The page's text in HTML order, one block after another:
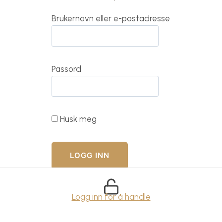
Brukernavn eller e-postadresse
Passord
Husk meg
Logg inn for å handle